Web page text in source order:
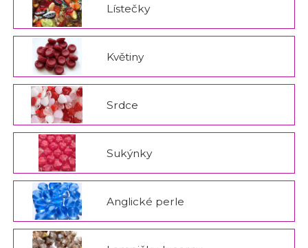
Lístečky
Květiny
Srdce
Sukýnky
Anglické perle